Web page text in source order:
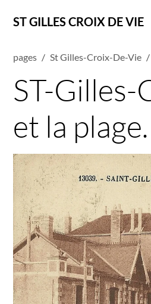
ST GILLES CROIX DE VIE
pages St Gilles-Croix-De-Vie
ST-Gilles-
et la plage.